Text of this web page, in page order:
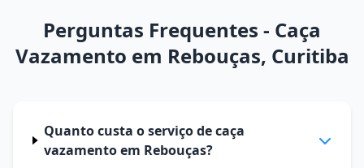
Perguntas Frequentes - Caça
Vazamento em Rebouças, Curitiba
Quanto custa o serviço de caça
vazamento em Rebouças?